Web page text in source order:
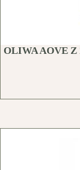
OLIWA AOVE